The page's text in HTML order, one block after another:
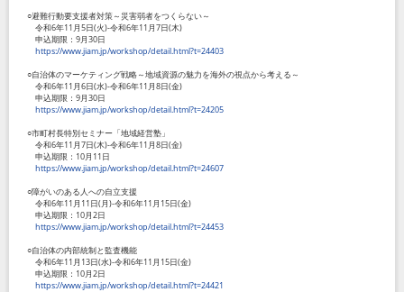
○避難行動要支援者対策～災害弱者をつくらない～
令和6年11月5日(火)-令和6年11月7日(木)
申込期限： 9月30日
https://www.jiam.jp/workshop/detail.html?t=24403
○自治体のマーケティング戦略～地域資源の魅力を海外の視点から考える～
令和6年11月6日(水)-令和6年11月8日(金)
申込期限： 9月30日
https://www.jiam.jp/workshop/detail.html?t=24205
○市町村長特別セミナー「地域経営塾」
令和6年11月7日(木)-令和6年11月8日(金)
申込期限： 10月 11日
https://www.jiam.jp/workshop/detail.html?t=24607
○障がいのある人への自立支援
令和6年11月 11日(月)-令和6年11月 15日(金)
申込期限： 10月2日
https://www.jiam.jp/workshop/detail.html?t=24453
○自治体の内部統制と監査機能
令和6年11月 13日(水)-令和6年11月 15日(金)
申込期限： 10月2日
https://www.jiam.jp/workshop/detail.html?t=24421